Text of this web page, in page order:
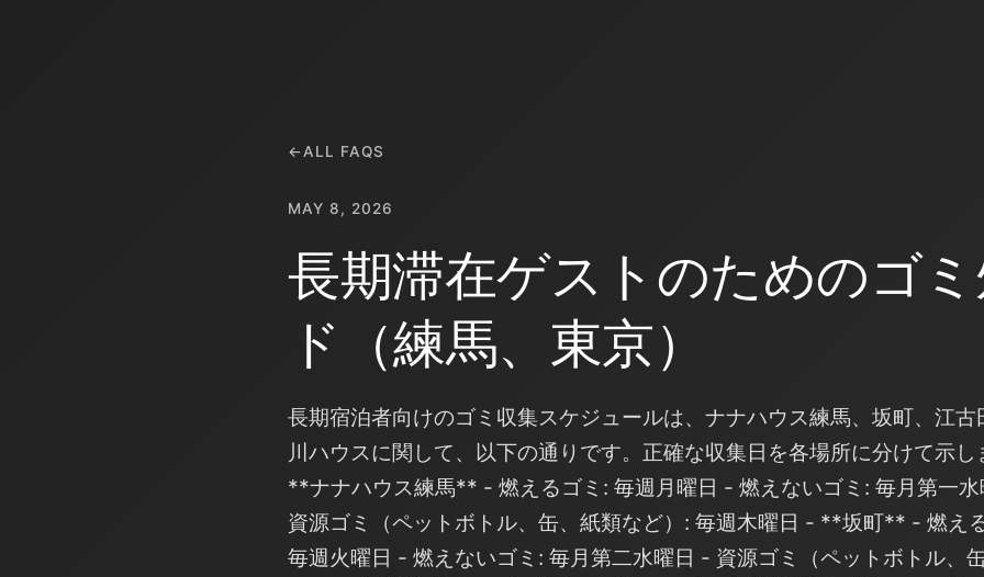
←ALL FAQS
MAY 8, 2026
長期滞在ゲストのためのゴ
ド（練馬、東京）
長期宿泊者向けのゴミ収集スケジュールは、ナナハウス練馬、坂町、江古
川ハウスに関して、以下の通りです。正確な収集日を各場所に分けて示
**ナナハウス練馬** - 燃えるゴミ: 毎週月曜日 - 燃えないゴミ: 毎月第一
資源ゴミ（ペットボトル、缶、紙類など）: 毎週木曜日 - **坂町** - 燃え
毎週火曜日 - 燃えないゴミ: 毎月第二水曜日 - 資源ゴミ（ペットボトル、